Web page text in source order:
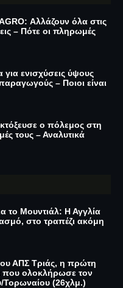
Αλλάζουν όλα στις
– Πότε οι πληρωμές
ενισχύσεις ύψους
– Ποιοι είναι
ο πόλεμος στη
τους – Αναλυτικά
το Μουντιάλ: Η Αγγλία
στο τραπέζι ακόμη
ΑΠΣ Τριάς, η πρώτη
που ολοκλήρωσε τον
Τορωναίου (26χλμ.)